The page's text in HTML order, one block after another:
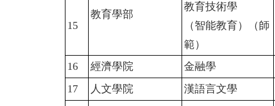
教育學部
15
教育技術學
（智能教育）（師
範）
16 經濟學院 金融學
17
人文學院 漢語言文學